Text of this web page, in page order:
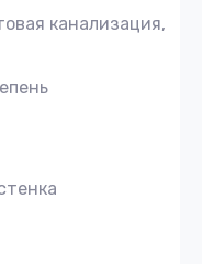
канализация,